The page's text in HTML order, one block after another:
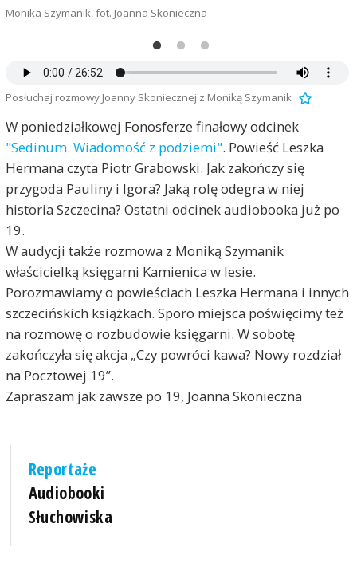
Monika Szymanik, fot. Joanna Skonieczna
Posłuchaj rozmowy Joanny Skoniecznej z Moniką Szymanik
W poniedziałkowej Fonosferze finałowy odcinek
"Sedinum. Wiadomość z podziemi". Powieść Leszka
Hermana czyta Piotr Grabowski. Jak zakończy się
przygoda Pauliny i Igora? Jaką rolę odegra w niej
historia Szczecina? Ostatni odcinek audiobooka już po
19.
W audycji także rozmowa z Moniką Szymanik
właścicielką księgarni Kamienica w lesie.
Porozmawiamy o powieściach Leszka Hermana i innych
szczecińskich książkach. Sporo miejsca poświęcimy też
na rozmowę o rozbudowie księgarni. W sobotę
zakończyła się akcja „Czy powróci kawa? Nowy rozdział
na Pocztowej 19”.
Zapraszam jak zawsze po 19, Joanna Skonieczna
Reportaże
Audiobooki
Słuchowiska